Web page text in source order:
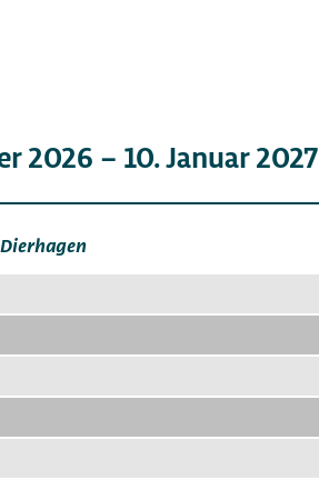
2026 – 10. Januar 2027